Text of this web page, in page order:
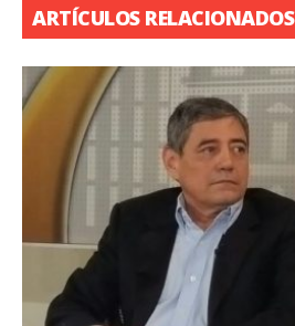
ARTÍCULOS RELACIONADOS